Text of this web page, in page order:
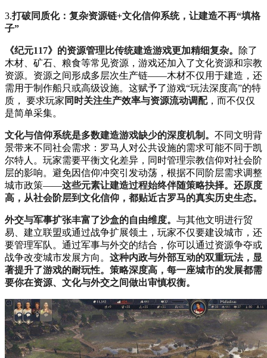
3.打破同质化：复杂资源链+文化信仰系统，让建造不再“填格
子”
《纪元117》的资源管理比传统建造游戏更加精细复杂。
除了
木材、矿石、粮食等常见资源，游戏还加入了文化资源和宗教
资源。资源之间形成多层次生产链——木材不仅用于建造，还
需用于制作船只或高级设施。这赋予了游戏“玩法深度高”的特
质， 要求玩家 同时关注生产效率与资源流动调配，而不仅仅
是简单采集。
文化与信仰系统是多数建造游戏缺少的深度机制。 不同文明背
景带来不同社会需求：罗马人对公共设施的需求可能不同于凯
尔特人。玩家需要平衡文化差异，同时管理宗教信仰对社会阶
层的影响。避免因信仰冲突引发动荡，根据不同阶层需求调整
城市政策——这些元素让建造过程始终伴随策略抉择。还原度
高，从社会阶层到文化信仰，都贴近古罗马的真实历史生态。
外交与军事扩张丰富了沙盒的自由维度。 与其他文明进行贸
易、建立联盟或通过战争扩展领土，玩家不仅要建设城市，还
要管理军队。通过军事与外交的结合，你可以通过资源争夺或
战争改变城市发展方向。 这种内政与外部互动的双重玩法，显
著提升了游戏的耐玩性。策略深度高，每一座城市的发展都需
要你在资源、文化与外交之间做出审慎权衡。